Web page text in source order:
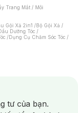
Trang Mắt / Môi
Gội Xả 2in1 /Bộ Gội Xả /
Dưỡng Tóc /
/Dụng Cụ Chăm Sóc Tóc /
/Nước Rửa Tay/
Điện/
tư của bạn.